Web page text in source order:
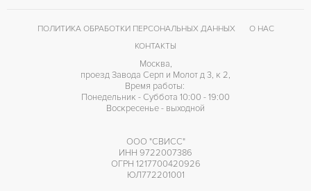
ПОЛИТИКА ОБРАБОТКИ ПЕРСОНАЛЬНЫХ ДАННЫХ
О НАС
КОНТАКТЫ
Москва,
проезд Завода Серп и Молот д 3, к 2,
Время работы:
Понедельник - Суббота 10:00 - 19:00
Воскресенье - выходной
ООО "СВИСС"
ИНН 9722007386
ОГРН 1217700420926
ЮЛ772201001